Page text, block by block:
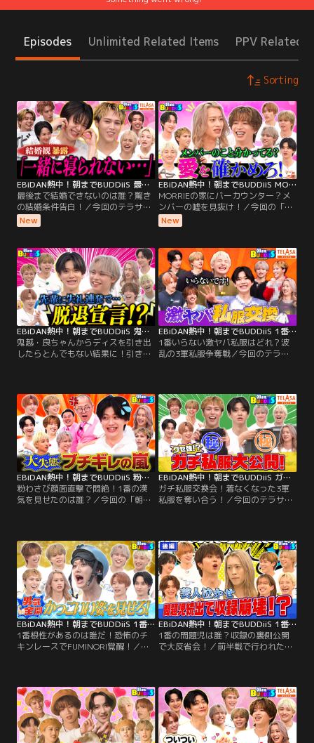
Episodes Unlimited Related Items PPV Related
Sorting
EBiDAN熱中！朝までBUDDiiS 最後まで結婚できないのは誰？驚きの結婚条件告白！
最後まで結婚できないのは誰？驚き
の結婚条件告白！／今回のテラサ特
別編は、メンバー同士のイメージや
価値観が丸裸になる心理ゲーム企画
ょう」を開催！ ルールはとってもシ
ンプル。次々と出題される“ありえ
そうでありえない妄想”のお題に対
して、「このお題に一番当てはまり
そうなメンバー」をフリップに書く
だけ！
New
EBiDAN熱中！朝までBUDDiiS MORRIEの家にバーカウンター？メンバーの嘘を見抜け！
MORRIEの家にバーカウンター？メ
ンバーの嘘を見抜け！／今回の「朝
までBUDDiiS」は、プレゼン力・演
技力・観察力、すべてが試される心
取りダウト」を開催！ ルールはシン
プル。それぞれのチームが「自分だ
けが知っている、これから流行るモ
ノ」や「まだ誰も知らないお気に入
りアイテム」をプレゼンします。
New
EBiDAN熱中！朝までBUDDiiS 鬼越・良ちゃんからディスを引き出したらとんでもない結果に！引き出しゴルフ
鬼越・良ちゃんからディスを引き出
したらとんでもない結果に！引き出
ン力”と“質問力”を競う新競技「ひ
きだしゴルフ～全日本オープン2026
～」を開催！ ルールはシンプル。オ
フモードで楽屋にいる芸人さんのも
とへ挨拶に行き、会話を重ねなが
ら…。
EBiDAN熱中！朝までBUDDiiS 1番いらない激ヤバ私服はどれ？波乱の3軍私服争奪戦
1番いらない激ヤバ私服はどれ？波
乱の3軍私服争奪戦／今回のテラサ
服が出そろったらいよいよドラフト
会議へ！狙っていた服が誰とも被ら
なければその場で獲得。しかし人気
アイテムはまさかの競合！
EBiDAN熱中！朝までBUDDiiS 粉わさび顔面直撃で悶絶！1番の漢気を見せたのは誰？
粉わさび顔面直撃で悶絶！1番の漢
気を見せたのは誰？／今回の「朝ま
しNo.1決定戦」後半戦！ ライブでは
クールでカッコいい姿を見せる
BUDDiiS。しかし…。
EBiDAN熱中！朝までBUDDiiS ガチ私服交換会！着なくなった3軍私服を奪い合う！
ガチ私服交換会！着なくなった3軍
私服を奪い合う！／今回のテラサ特
ではいつもオシャレなBUDDiiSです
が、今回はクローゼットの奥に眠っ
ていた「最近はほとんど着なくなっ
た3軍私服」を全員が持ち寄り…。
EBiDAN熱中！朝までBUDDiiS 1番根性があるのは誰だ！恐怖のチキンレースでFUMINORI覚醒！
1番根性があるのは誰だ！恐怖のチ
キンレースでFUMINORI覚醒！／今
画「根性なしNo.1決定戦」を開催！
ライブではクールでカッコいい姿を
見せるBUDDiiS。しかし…。
EBiDAN熱中！朝までBUDDiiS 1番の問題児は誰？収録の裏側公開で大反省会！
1番の問題児は誰？収録の裏側公開
で大反省会！／前半戦で行われた
公開！ターゲットとなったSEIYAと
MORRIEが別室でコメント撮影をし
ている間、残る7人には「収録中に
ありえない行動をしろ」という極秘
ミッションが与えられていた！